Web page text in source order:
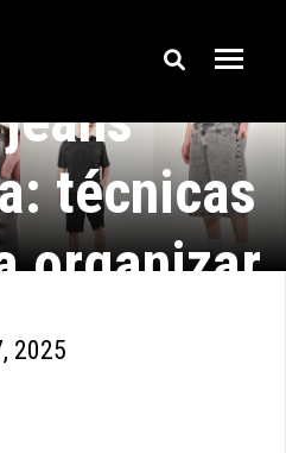
técnicas
organizar
2025